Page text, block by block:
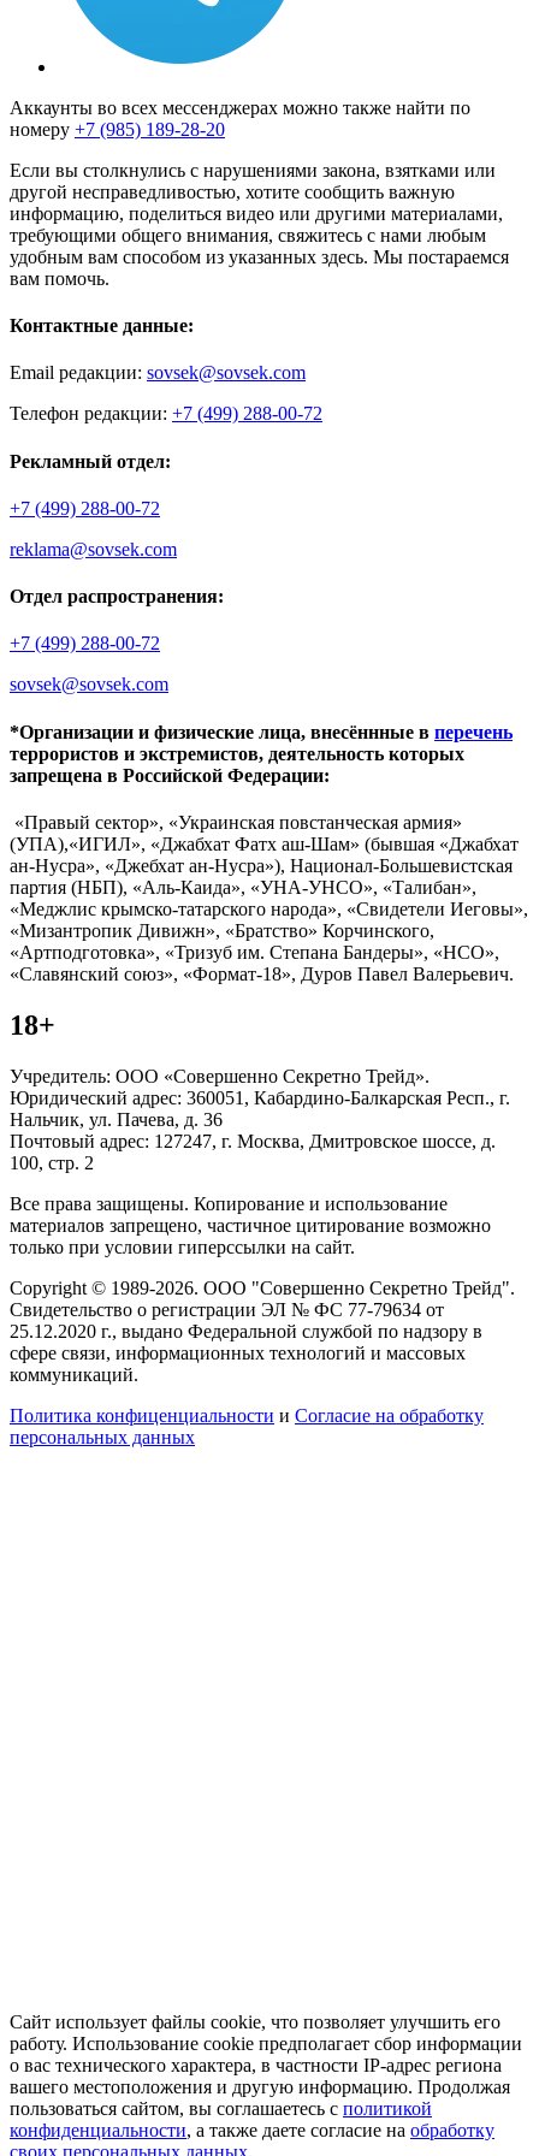
Аккаунты во всех мессенджерах можно также найти по
номеру +7 (985) 189-28-20
Если вы столкнулись с нарушениями закона, взятками или
другой несправедливостью, хотите сообщить важную
информацию, поделиться видео или другими материалами,
требующими общего внимания, свяжитесь с нами любым
удобным вам способом из указанных здесь. Мы постараемся
вам помочь.
Контактные данные:
Email редакции: sovsek@sovsek.com
Телефон редакции: +7 (499) 288-00-72
Рекламный отдел:
+7 (499) 288-00-72
reklama@sovsek.com
Отдел распространения:
+7 (499) 288-00-72
sovsek@sovsek.com
*Организации и физические лица, внесённные в перечень
террористов и экстремистов, деятельность которых
запрещена в Российской Федерации:
«Правый сектор», «Украинская повстанческая армия»
(УПА),«ИГИЛ», «Джабхат Фатх аш-Шам» (бывшая «Джабхат
ан-Нусра», «Джебхат ан-Нусра»), Национал-Большевистская
партия (НБП), «Аль-Каида», «УНА-УНСО», «Талибан»,
«Меджлис крымско-татарского народа», «Свидетели Иеговы»,
«Мизантропик Дивижн», «Братство» Корчинского,
«Артподготовка», «Тризуб им. Степана Бандеры», «НСО»,
«Славянский союз», «Формат-18», Дуров Павел Валерьевич.
18+
Учредитель: ООО «Совершенно Секретно Трейд».
Юридический адрес: 360051, Кабардино-Балкарская Респ., г.
Нальчик, ул. Пачева, д. 36
Почтовый адрес: 127247, г. Москва, Дмитровское шоссе, д.
100, стр. 2
Все права защищены. Копирование и использование
материалов запрещено, частичное цитирование возможно
только при условии гиперссылки на сайт.
Copyright © 1989-2026. ООО "Совершенно Секретно Трейд".
Свидетельство о регистрации ЭЛ № ФС 77-79634 от
25.12.2020 г., выдано Федеральной службой по надзору в
сфере связи, информационных технологий и массовых
коммуникаций.
Политика конфиценциальности и Согласие на обработку
персональных данных
Сайт использует файлы cookie, что позволяет улучшить его
работу. Использование cookie предполагает сбор информации
о вас технического характера, в частности IP-адрес региона
вашего местоположения и другую информацию. Продолжая
пользоваться сайтом, вы соглашаетесь с политикой
конфиденциальности, а также даете согласие на обработку
своих персональных данных.